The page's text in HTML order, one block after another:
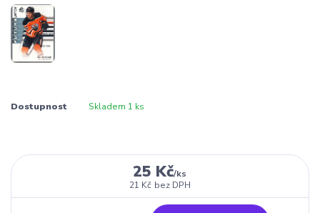
Dostupnost Skladem 1 ks
25 Kč/ks
21 Kč bez DPH